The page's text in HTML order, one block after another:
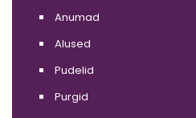
Anumad
Alused
Pudelid
Purgid